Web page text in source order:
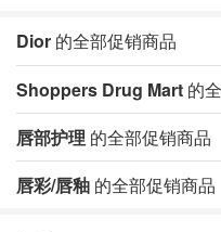
Dior 的全部促销商品
Shoppers Drug Mart 的
唇部护理 的全部促销商品
唇彩/唇釉 的全部促销商品